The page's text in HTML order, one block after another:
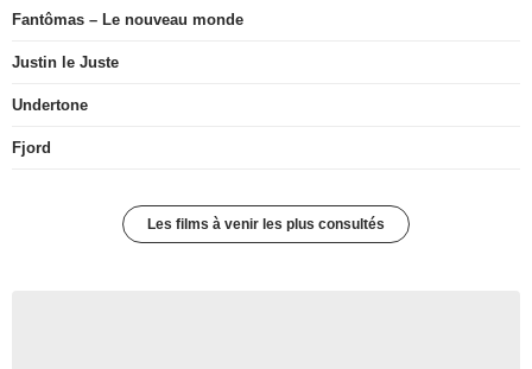
Fantômas – Le nouveau monde
Justin le Juste
Undertone
Fjord
Les films à venir les plus consultés